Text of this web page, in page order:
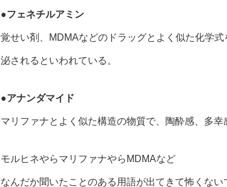
●フェネチルアミン
覚せい剤、MDMAなどのドラッグとよく似た化学
泌されるといわれている。
●アナンダマイド
マリファナとよく似た構造の物質で、陶酔感、多幸
モルヒネやらマリファナやらMDMAなど
なんだか聞いたことのある用語が出てきて怖くない